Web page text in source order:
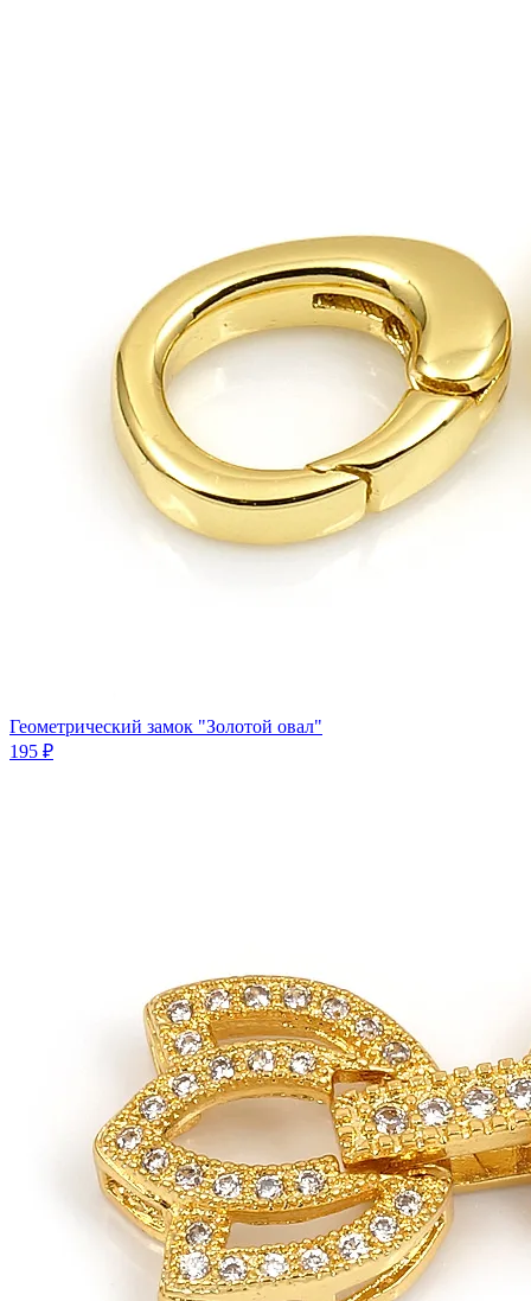
Геометрический замок "Золотой овал"
195 ₽